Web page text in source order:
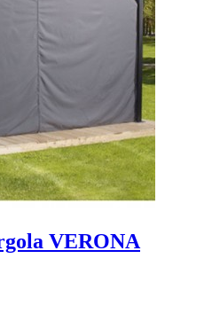
VERONA